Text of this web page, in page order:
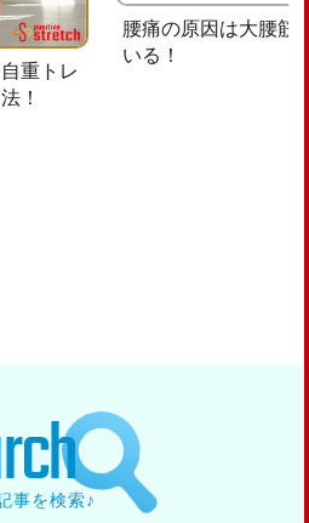
重トレ
！
腰痛の原因は大腰筋
いる！
事を検索♪